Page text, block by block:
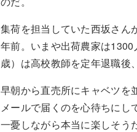
集荷を担当していた西坂さん
年前。いまや出荷農家は
歳）は高校教師を定年退職後
早朝から直売所にキャベツを
メールで届くのを心待ちにし
一憂しながら本当に楽しそう